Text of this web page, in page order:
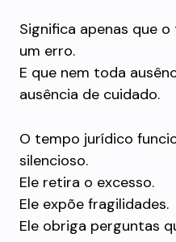
Significa apenas que
um erro.
E que nem toda
ausência de cuidado.
O tempo jurídico
silencioso.
Ele retira o excesso.
Ele expõe fragilidades.
Ele obriga perguntas